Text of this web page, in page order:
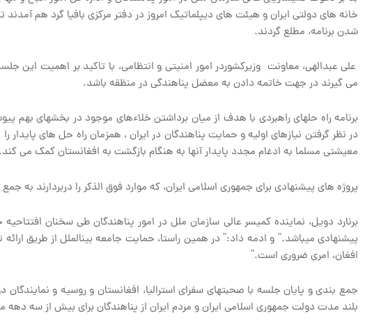
خانه های دولتی ایران و هیئت های دیپلماتیک امروز در دفتر مرکزی بافیا گرد هم
شدن برنامه، مطلع گردند.
علی عبدالهی، معاونت وزیرکشوردر امور امنیتی و انتظامی، با تاکید بر اهمیت
می گیرند در جهت خاتمه دادن به معضل پناهندگی در منظقه باشد.
برنامه راه حل‏های راهبردی با هدف از میان برداشتن خلاءهای موجود در بخش‏های
در نظر گرفتن نیازهای اولیه و حمایت پناهندگان در ایران ، همزمان راه حل های
معیشتی مسلما به ادغام مجدد پایدار آنها به هنگام بازگشت به افغانستان کمک می کند.
پروژه های پیشنهادی برای جمهوری اسلامی ایران، که موارد فوق الذکر را دربردارند
برنارد دویل، نماینده کمیسر عالی سازمان ملل در امور پناهندگان طی سخنان
پیشنهادی می‏باشد.” و ادمه داد:” در همین راستا، حمایت جامعه بین‏الملل از طریق ارائه
افغان، امری ضروری است.”
جمع بندی و پایان جلسه با صحبتهای سفرای استرالیا، افغانستان و روسیه و نمایندگان
بلند مدت دولت جمهوری اسلامی ایران و مردم ایران از پناهندگان برای بیش از سه دهه